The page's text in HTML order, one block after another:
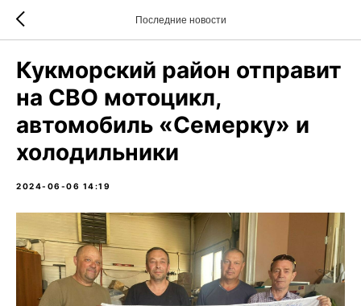
Последние новости
Кукморский район отправит
на СВО мотоцикл,
автомобиль «Семерку» и
холодильники
2024-06-06 14:19